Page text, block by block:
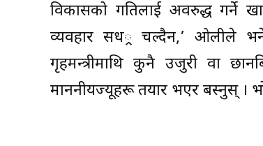
विकासको गतिलाई अवरुद्ध गर्ने
व्यवहार सधैं्र चल्दैन,’ ओलीले भने,
गृहमन्त्रीमाथि कुनै उजुरी वा
माननीयज्यूहरू तयार भएर बस्नुस् ।